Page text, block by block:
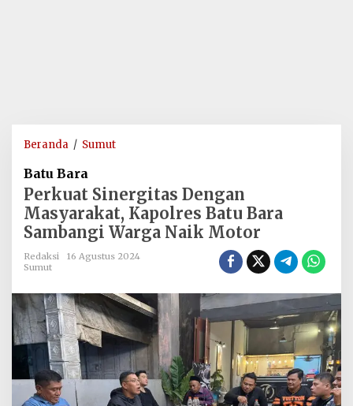
Beranda / SumutPerkuat
Masyarakat,
Kapolres
Batu
Naik
Motor
Batu Bara
Perkuat Sinergitas Dengan
Masyarakat, Kapolres Batu Bara
Sambangi Warga Naik Motor
Redaksi
16 Agustus 2024
Sumut